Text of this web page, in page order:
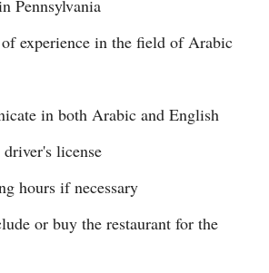
Pennsylvania
experience in the field of Arabic
in both Arabic and English
license
hours if necessary
or buy the restaurant for the